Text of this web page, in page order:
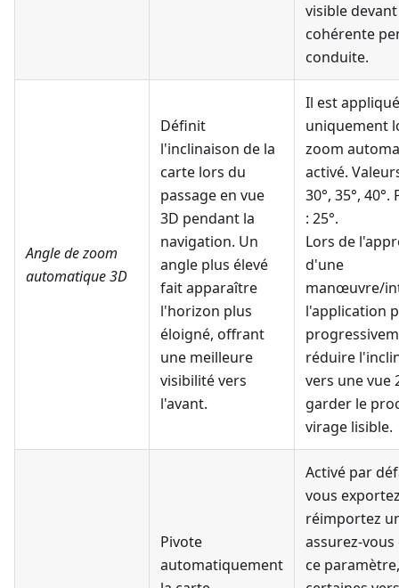
visible
cohérente
conduite.
Angle de zoom
automatique 3D
Définit
l'inclinaison de la
carte lors du
passage en vue
3D pendant la
navigation. Un
angle plus élevé
fait apparaître
l'horizon plus
éloigné, offrant
une meilleure
visibilité vers
l'avant.
Il est appliqué
uniquement
zoom
activé.
30°, 35°,
: 25°.
Lors de
d'une
manœuvre/
l'application
réduire
vers une vue
garder le
virage lisible.
Pivote
automatiquement
Activé par
vous
réimportez
assurez-
ce